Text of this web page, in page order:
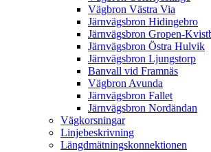
Vägbron Västra Via
Järnvägsbron Hidingebro
Järnvägsbron Gropen-
Järnvägsbron Östra Hulvik
Järnvägsbron Ljungstorp
Banvall vid Framnäs
Vägbron Avunda
Järnvägsbron Fallet
Järnvägsbron Nordändan
Vägkorsningar
Linjebeskrivning
Längdmätningskonnektionen